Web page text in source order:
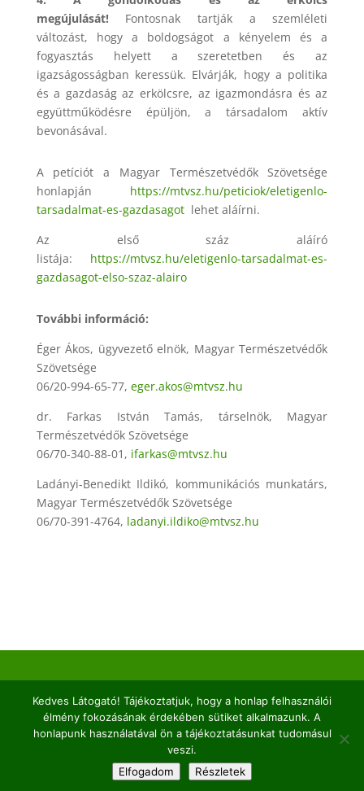
megújulását!Fontosnak tartják a szemléleti
változást, hogy a boldogságot a kényelem és a
fogyasztás helyett a szeretetben és az
igazságosságban keressük. Elvárják, hogy a politika
és a gazdaság az erkölcsre, az igazmondásra és az
együttműködésre épüljön, a társadalom aktív
bevonásával.
A petíciót a Magyar Természetvédők Szövetsége
honlapján https://mtvsz.hu/peticiok/eletigenlo-
tarsadalmat-es-gazdasagotlehet aláírni.
Az első száz aláíró
listája: https://mtvsz.hu/eletigenlo-tarsadalmat-es-
gazdasagot-elso-szaz-alairo
További információ:
Éger Ákos, ügyvezető elnök, Magyar Természetvédők
Szövetsége
06/20-994-65-77, eger.akos@mtvsz.hu
dr. Farkas István Tamás, társelnök, Magyar
Természetvédők Szövetsége
06/70-340-88-01, ifarkas@mtvsz.hu
Ladányi-Benedikt Ildikó, kommunikációs munkatárs,
Magyar Természetvédők Szövetsége
06/70-391-4764, ladanyi.ildiko@mtvsz.hu
|Adatkezelés|Impresszum |Web:VERTICAL
Kedves Látogató! Tájékoztatjuk, hogy a honlap felhasználói
élmény fokozásának érdekében sütiket alkalmazunk. A
honlapunk használatával ön a tájékoztatásunkat tudomásul
veszi.
Elfogadom
Részletek